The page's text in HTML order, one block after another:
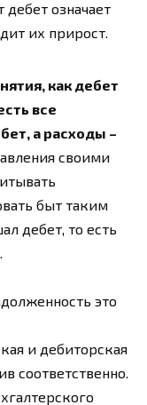
дебет означает
их прирост.
как дебет
все
а расходы –
своими
быт таким
дебет, то есть
и дебиторская
соответственно.